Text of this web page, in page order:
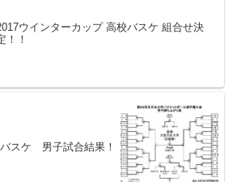
ウインターカップ 高校バスケ 組合せ決
！！
スケ 男子試合結果！